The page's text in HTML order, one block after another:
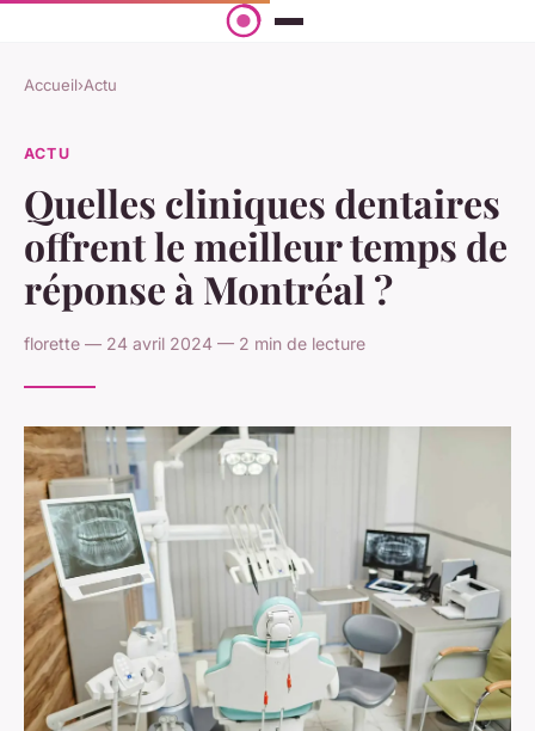
Accueil›Actu
ACTU
Quelles cliniques dentaires
offrent le meilleur temps de
réponse à Montréal ?
florette — 24 avril 2024 — 2 min de lecture